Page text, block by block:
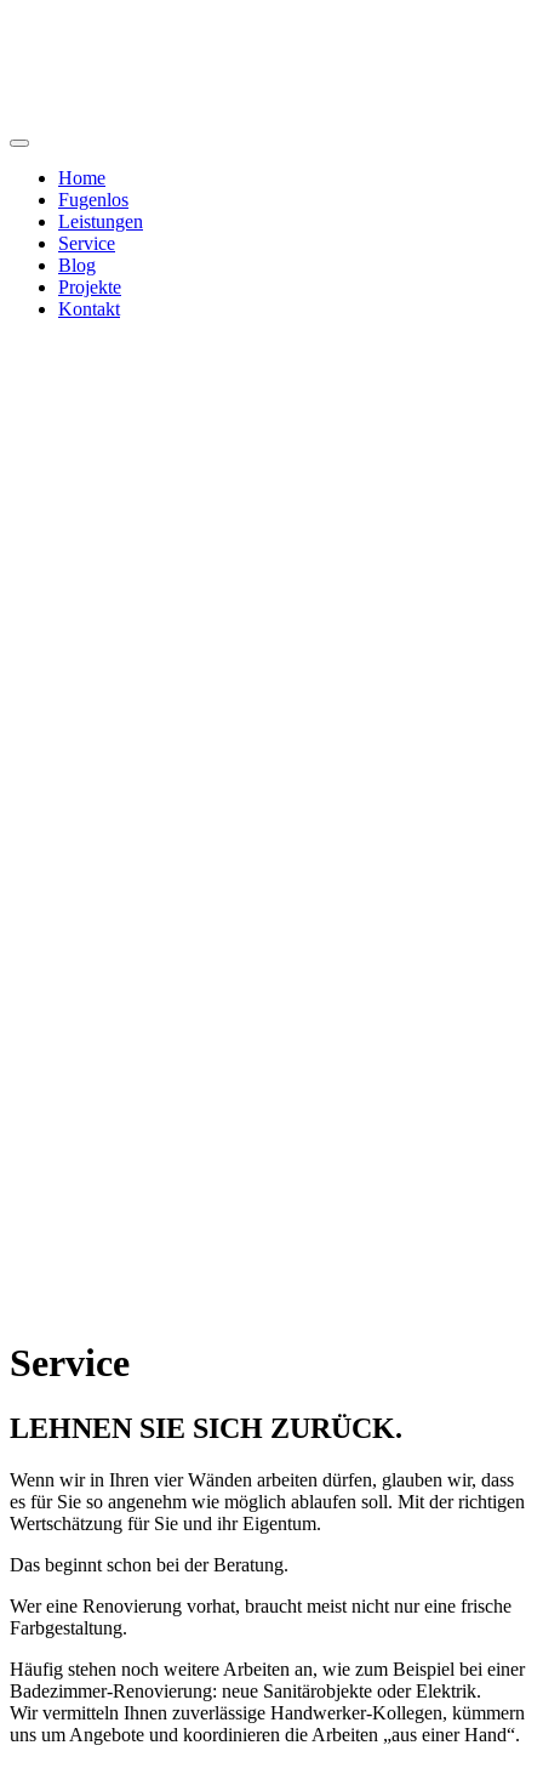
Home
Fugenlos
Leistungen
Service
Blog
Projekte
Kontakt
Service
LEHNEN SIE SICH ZURÜCK.
Wenn wir in Ihren vier Wänden arbeiten dürfen, glauben wir, dass
es für Sie so angenehm wie möglich ablaufen soll. Mit der richtigen
Wertschätzung für Sie und ihr Eigentum.
Das beginnt schon bei der Beratung.
Wer eine Renovierung vorhat, braucht meist nicht nur eine frische
Farbgestaltung.
Häufig stehen noch weitere Arbeiten an, wie zum Beispiel bei einer
Badezimmer-Renovierung: neue Sanitärobjekte oder Elektrik.
Wir vermitteln Ihnen zuverlässige Handwerker-Kollegen, kümmern
uns um Angebote und koordinieren die Arbeiten „aus einer Hand“.